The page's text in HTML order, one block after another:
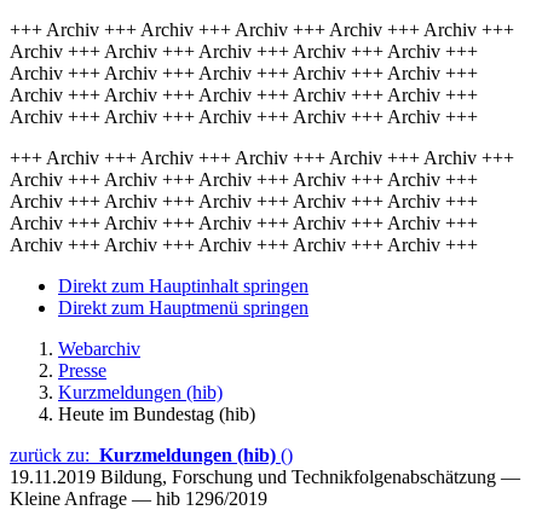
+++ Archiv +++ Archiv +++ Archiv +++ Archiv +++ Archiv +++
Archiv +++ Archiv +++ Archiv +++ Archiv +++ Archiv +++
Archiv +++ Archiv +++ Archiv +++ Archiv +++ Archiv +++
Archiv +++ Archiv +++ Archiv +++ Archiv +++ Archiv +++
Archiv +++ Archiv +++ Archiv +++ Archiv +++ Archiv +++
+++ Archiv +++ Archiv +++ Archiv +++ Archiv +++ Archiv +++
Archiv +++ Archiv +++ Archiv +++ Archiv +++ Archiv +++
Archiv +++ Archiv +++ Archiv +++ Archiv +++ Archiv +++
Archiv +++ Archiv +++ Archiv +++ Archiv +++ Archiv +++
Archiv +++ Archiv +++ Archiv +++ Archiv +++ Archiv +++
Direkt zum Hauptinhalt springen
Direkt zum Hauptmenü springen
Webarchiv
Presse
Kurzmeldungen (hib)
Heute im Bundestag (hib)
zurück zu: Kurzmeldungen (hib) ()
19.11.2019 Bildung, Forschung und Technikfolgenabschätzung —
Kleine Anfrage — hib 1296/2019